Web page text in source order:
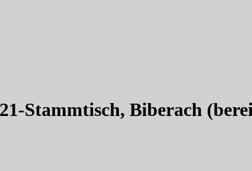
Stammtisch, Biberach